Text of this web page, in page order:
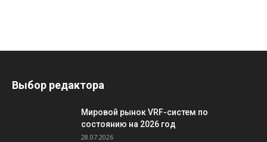
Выбор редактора
Мировой рынок VRF-систем по
состоянию на 2026 год
28.07.2026